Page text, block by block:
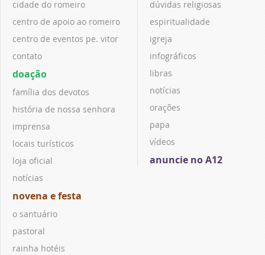
cidade do romeiro
centro de apoio ao romeiro
centro de eventos pe. vitor
contato
doação
família dos devotos
história de nossa senhora
imprensa
locais turísticos
loja oficial
notícias
novena e festa
o santuário
pastoral
rainha hotéis
dúvidas religiosas
espiritualidade
igreja
infográficos
libras
notícias
orações
papa
vídeos
anuncie no A12